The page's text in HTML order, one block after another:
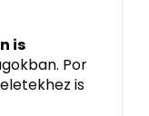
is
Por
is